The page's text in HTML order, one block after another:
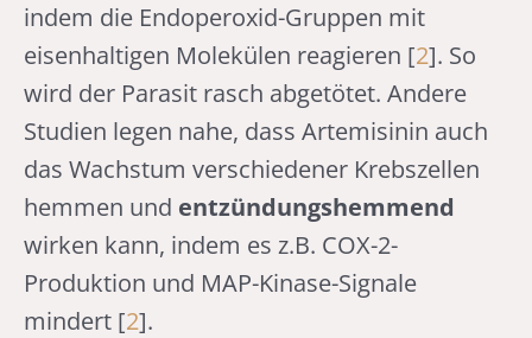
indem die Endoperoxid-Gruppen mit
eisenhaltigen Molekülen reagieren [2]. So
wird der Parasit rasch abgetötet. Andere
Studien legen nahe, dass Artemisinin auch
das Wachstum verschiedener Krebszellen
hemmen und entzündungshemmend
wirken kann, indem es z.B. COX-2-
Produktion und MAP-Kinase-Signale
mindert [2].